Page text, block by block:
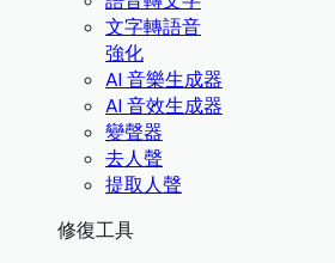
文字轉語音
強化
AI 音樂生成器
AI 音效生成器
變聲器
去人聲
提取人聲
修復工具